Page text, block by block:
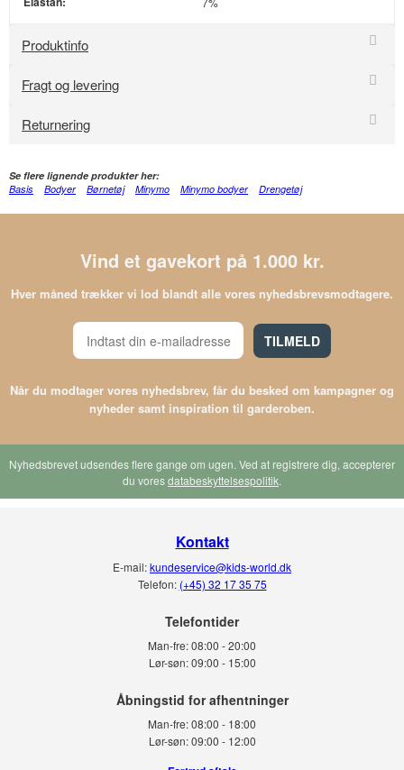
Produktinfo
Fragt og levering
Returnering
Se flere lignende produkter her:
Basis
Bodyer Børnetøj Minymo Minymo bodyer Drengetøj
Vind et gavekort på 1.000 kr.
Hver måned trækker vi lod blandt alle vores nyhedsbrevsmodtagere.
TILMELD
Når du modtager vores nyhedsbrev, får du besked om kampagner og
nyheder samt inspiration til garderoben.
Nyhedsbrevet udsendes flere gange om ugen. Ved at registrere dig, accepterer
du voresdatabeskyttelsespolitik.
Kontakt
E-mail:kundeservice@kids-world.dk
Telefon: (+45) 32 17 35 75
Telefontider
Man-fre:08:00 - 20:00
Lør-søn: 09:00 - 15:00
Man-fre:08:00 - 18:00
Lør-søn:09:00 - 12:00